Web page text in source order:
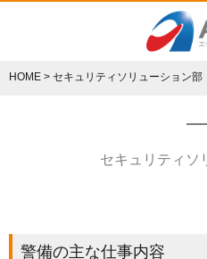
HOME > セキュリティソリューション部
セキュリティソ
警備の主な仕事内容